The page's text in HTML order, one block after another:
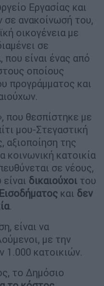
Εργασίας και
ανακοίνωσή του,
οικογένεια με
σε
, που είναι ένας από
οποίους
προγράμματος και
που θεσπίστηκε με
μου-Στεγαστική
αξιοποίηση της
κοινωνική κατοικία
σε νέους,
δικαιούχοι του
και δεν
.
είναι να
με την
1.000 κατοικιών.
το Δημόσιο